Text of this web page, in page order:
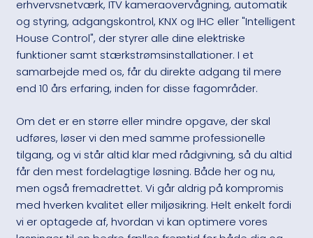
erhvervsnetværk, ITV kameraovervågning, automatik
og styring, adgangskontrol, KNX og IHC eller "Intelligent
House Control", der styrer alle dine elektriske
funktioner samt stærkstrømsinstallationer. I et
samarbejde med os, får du direkte adgang til mere
end 10 års erfaring, inden for disse fagområder.
​Om det er en større eller mindre opgave, der skal
udføres, løser vi den med samme professionelle
tilgang, og vi står altid klar med rådgivning, så du altid
får den mest fordelagtige løsning. Både her og nu,
men også fremadrettet. Vi går aldrig på kompromis
med hverken kvalitet eller miljøsikring. Helt enkelt fordi
vi er optagede af, hvordan vi kan optimere vores